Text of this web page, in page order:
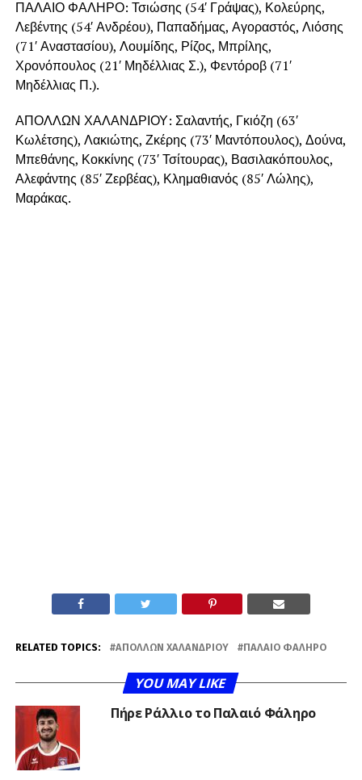
ΠΑΛΑΙΟ ΦΑΛΗΡΟ: Τσιώσης (54′ Γράψας), Κολεύρης,
Λεβέντης (54′ Ανδρέου), Παπαδήμας, Αγοραστός, Λιόσης
(71′ Αναστασίου), Λουμίδης, Ρίζος, Μπρίλης,
Χρονόπουλος (21′ Μηδέλλιας Σ.), Φεντόροβ (71′
Μηδέλλιας Π.).
ΑΠΟΛΛΩΝ ΧΑΛΑΝΔΡΙΟΥ: Σαλαντής, Γκιόζη (63′
Κωλέτσης), Λακιώτης, Ζκέρης (73′ Μαντόπουλος), Δούνα,
Μπεθάνης, Κοκκίνης (73′ Τσίτουρας), Βασιλακόπουλος,
Αλεφάντης (85′ Ζερβέας), Κλημαθιανός (85′ Λώλης),
Μαράκας.
RELATED TOPICS: ΑΠΌΛΛΩΝ ΧΑΛΑΝΔΡΊΟΥ ΠΑΛΑΙΌ ΦΆΛΗΡΟ
YOU MAY LIKE
Πήρε Ράλλιο το Παλαιό Φάληρο